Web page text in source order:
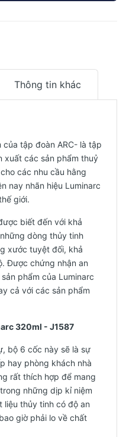
Thông tin khác
tập đoàn ARC- là tập
xuất các sản phẩm thuỷ
các nhu cầu hằng
nay nhãn hiệu Luminarc
giới.
biết đến với khả
dòng thủy tinh
xước tuyệt đối, khả
Được chứng nhận an
phẩm của Luminarc
cả với các sản phẩm
320ml - J1587
bộ 6 cốc này sẽ là sự
hay phòng khách nhà
rất thích hợp để mang
những dịp kỉ niệm
liệu thủy tinh có độ an
giờ phải lo về chất